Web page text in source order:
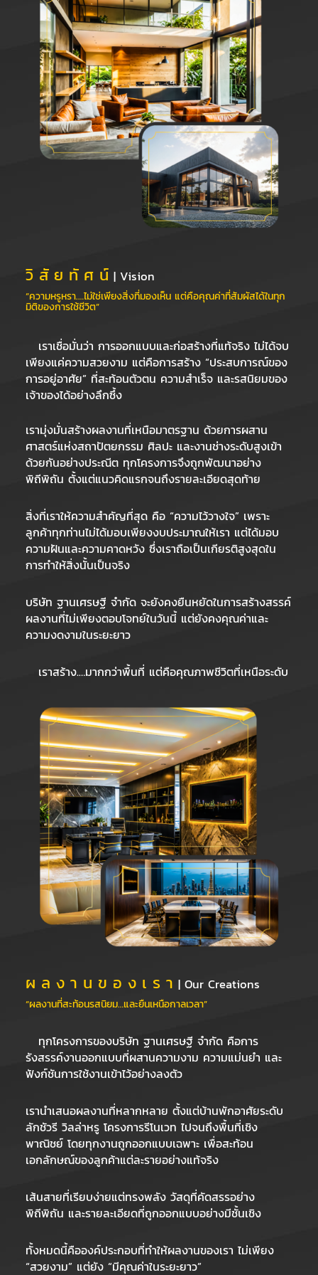
วิ สั ย ทั ศ น์ | Vision
“ความหรูหรา.…ไม่ใช่เพียงสิ่งที่มองเห็น แต่คือคุณค่าที่สัมผัสได้ในทุก
มิติของการใช้ชีวิต”
เราเชื่อมั่นว่า การออกแบบและก่อสร้างที่แท้จริง ไม่ได้จบ
เพียงแค่ความสวยงาม แต่คือการสร้าง “ประสบการณ์ของ
การอยู่อาศัย” ที่สะท้อนตัวตน ความสำเร็จ และรสนิยมของ
เจ้าของได้อย่างลึกซึ้ง
เรามุ่งมั่นสร้างผลงานที่เหนือมาตรฐาน ด้วยการผสาน
ศาสตร์แห่งสถาปัตยกรรม ศิลปะ และงานช่างระดับสูงเข้า
ด้วยกันอย่างประณีต ทุกโครงการจึงถูกพัฒนาอย่าง
พิถีพิถัน ตั้งแต่แนวคิดแรกจนถึงรายละเอียดสุดท้าย
สิ่งที่เราให้ความสำคัญที่สุด คือ “ความไว้วางใจ” เพราะ
ลูกค้าทุกท่านไม่ได้มอบเพียงงบประมาณให้เรา แต่ได้มอบ
ความฝันและความคาดหวัง ซึ่งเราถือเป็นเกียรติสูงสุดใน
การทำให้สิ่งนั้นเป็นจริง
บริษัท ฐานเศรษฐี จำกัด จะยังคงยืนหยัดในการสร้างสรรค์
ผลงานที่ไม่เพียงตอบโจทย์ในวันนี้ แต่ยังคงคุณค่าและ
ความงดงามในระยะยาว
เราสร้าง.…มากกว่าพื้นที่ แต่คือคุณภาพชีวิตที่เหนือระดับ
ผ ล ง า น ข อ ง เ ร า | Our Creations
“ผลงานที่สะท้อนรสนิยม…และยืนเหนือกาลเวลา”
ทุกโครงการของบริษัท ฐานเศรษฐี จำกัด คือการ
รังสรรค์งานออกแบบที่ผสานความงาม ความแม่นยำ และ
ฟังก์ชันการใช้งานเข้าไว้อย่างลงตัว
เรานำเสนอผลงานที่หลากหลาย ตั้งแต่บ้านพักอาศัยระดับ
ลักชัวรี วิลล่าหรู โครงการรีโนเวท ไปจนถึงพื้นที่เชิง
พาณิชย์ โดยทุกงานถูกออกแบบเฉพาะ เพื่อสะท้อน
เอกลักษณ์ของลูกค้าแต่ละรายอย่างแท้จริง
เส้นสายที่เรียบง่ายแต่ทรงพลัง วัสดุที่คัดสรรอย่าง
พิถีพิถัน และรายละเอียดที่ถูกออกแบบอย่างมีชั้นเชิง
ทั้งหมดนี้คือองค์ประกอบที่ทำให้ผลงานของเรา ไม่เพียง
“สวยงาม” แต่ยัง “มีคุณค่าในระยะยาว”